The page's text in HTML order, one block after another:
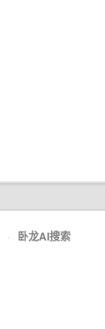
· 卧龙AI搜索